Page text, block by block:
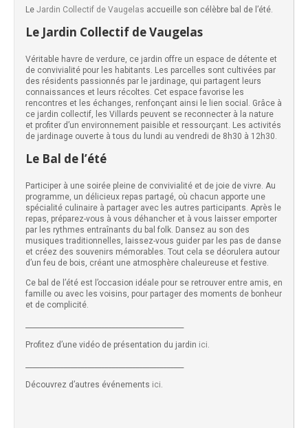
Le Jardin Collectif de Vaugelas accueille son célèbre bal de l’été.
Le Jardin Collectif de Vaugelas
Véritable havre de verdure, ce jardin offre un espace de détente et
de convivialité pour les habitants. Les parcelles sont cultivées par
des résidents passionnés par le jardinage, qui partagent leurs
connaissances et leurs récoltes. Cet espace favorise les
rencontres et les échanges, renfonçant ainsi le lien social. Grâce à
ce jardin collectif, les Villards peuvent se reconnecter à la nature
et profiter d’un environnement paisible et ressourçant. Les activités
de jardinage ouverte à tous du lundi au vendredi de 8h30 à 12h30.
Le Bal de l’été
Participer à une soirée pleine de convivialité et de joie de vivre. Au
programme, un délicieux repas partagé, où chacun apporte une
spécialité culinaire à partager avec les autres participants. Après le
repas, préparez-vous à vous déhancher et à vous laisser emporter
par les rythmes entraînants du bal folk. Dansez au son des
musiques traditionnelles, laissez-vous guider par les pas de danse
et créez des souvenirs mémorables. Tout cela se déorulera autour
d’un feu de bois, créant une atmosphère chaleureuse et festive.
Ce bal de l’été est l’occasion idéale pour se retrouver entre amis, en
famille ou avec les voisins, pour partager des moments de bonheur
et de complicité.
Profitez d’une vidéo de présentation du jardin ici.
Découvrez d’autres événements ici.